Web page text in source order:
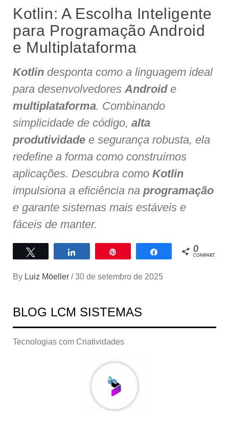
Kotlin: A Escolha Inteligente
para Programação Android
e Multiplataforma
Kotlin desponta como a linguagem ideal
para desenvolvedoresAndroide
multiplataforma. Combinando
simplicidade de código, alta
produtividade e segurança robusta, ela
redefine a forma como construímos
aplicações. Descubra como Kotlin
impulsiona a eficiência na programação
e garante sistemas mais estáveis e
fáceis de manter.
Compartilhar Compartilhar
0
COMPART.
By Luiz Möeller / 30 de setembro de 2025
BLOG LCM SISTEMAS
Tecnologias com Criatividades